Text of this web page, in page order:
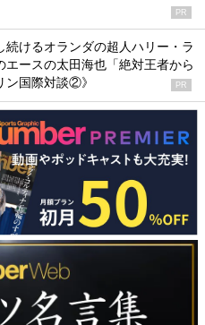
PR
続けるオランダの超人ハリー・ラ
エースの太田海也「絶対王者から
ン国際対談②》
PR